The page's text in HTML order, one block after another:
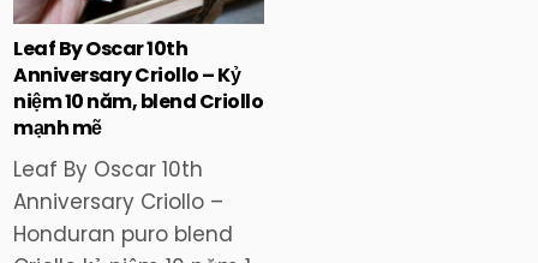
Leaf By Oscar 10th
Anniversary Criollo – Kỷ
niệm 10 năm, blend Criollo
mạnh mẽ
Leaf By Oscar 10th
Anniversary Criollo –
Honduran puro blend